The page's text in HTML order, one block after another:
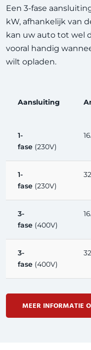
Een 3-fase
kW, afhankelijk van
kan uw auto tot wel
vooral handig
wilt opladen.
Aansluiting
1-
fase (230V)
1-
fase (230V)
3-
fase (400V)
3-
fase (400V)
MEER INFORMATIE